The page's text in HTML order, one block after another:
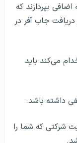
هزینه اضافی بپردازند که
جاب آفر در
می‌کند باید
داشته باشد.
شرکتی که شما را